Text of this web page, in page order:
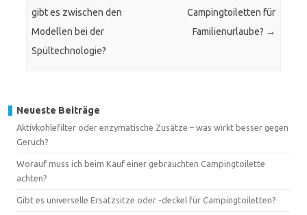
gibt es zwischen den
Modellen bei der
Spültechnologie?
Campingtoiletten für
Familienurlaube? →
Neueste Beiträge
Aktivkohlefilter oder enzymatische Zusätze – was wirkt besser gegen
Geruch?
Worauf muss ich beim Kauf einer gebrauchten Campingtoilette
achten?
Gibt es universelle Ersatzsitze oder -deckel für Campingtoiletten?